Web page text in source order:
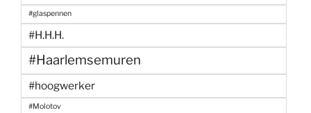
#glaspennen
#H.H.H.
#Haarlemsemuren
#hoogwerker
#Molotov